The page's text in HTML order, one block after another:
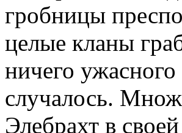
гробницы
целые кланы
ничего
случалось.
Элебрахт в